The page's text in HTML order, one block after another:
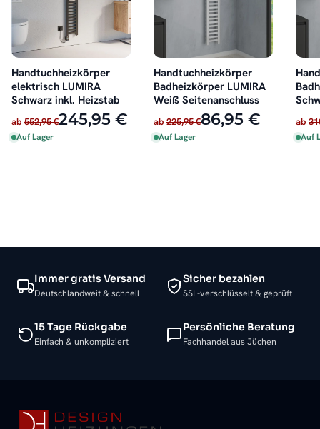
Handtuchheizkörper
elektrisch LUMIRA
Schwarz inkl. Heizstab
ab 552,95 €245,95 €
Auf Lager
Handtuchheizkörper
Badheizkörper LUMIRA
Weiß Seitenanschluss
ab 225,95 €86,95 €
Auf Lager
ab
Auf
Immer gratis Versand
Deutschlandweit & schnell
Sicher bezahlen
SSL-verschlüsselt & geprüft
15 Tage Rückgabe
Einfach & unkompliziert
Persönliche Beratung
Fachhandel aus Jüchen